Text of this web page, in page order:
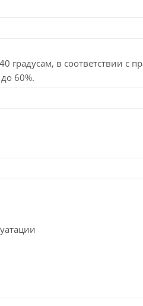
в соответствии с
60%.